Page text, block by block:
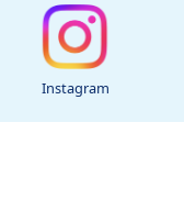
Instagram